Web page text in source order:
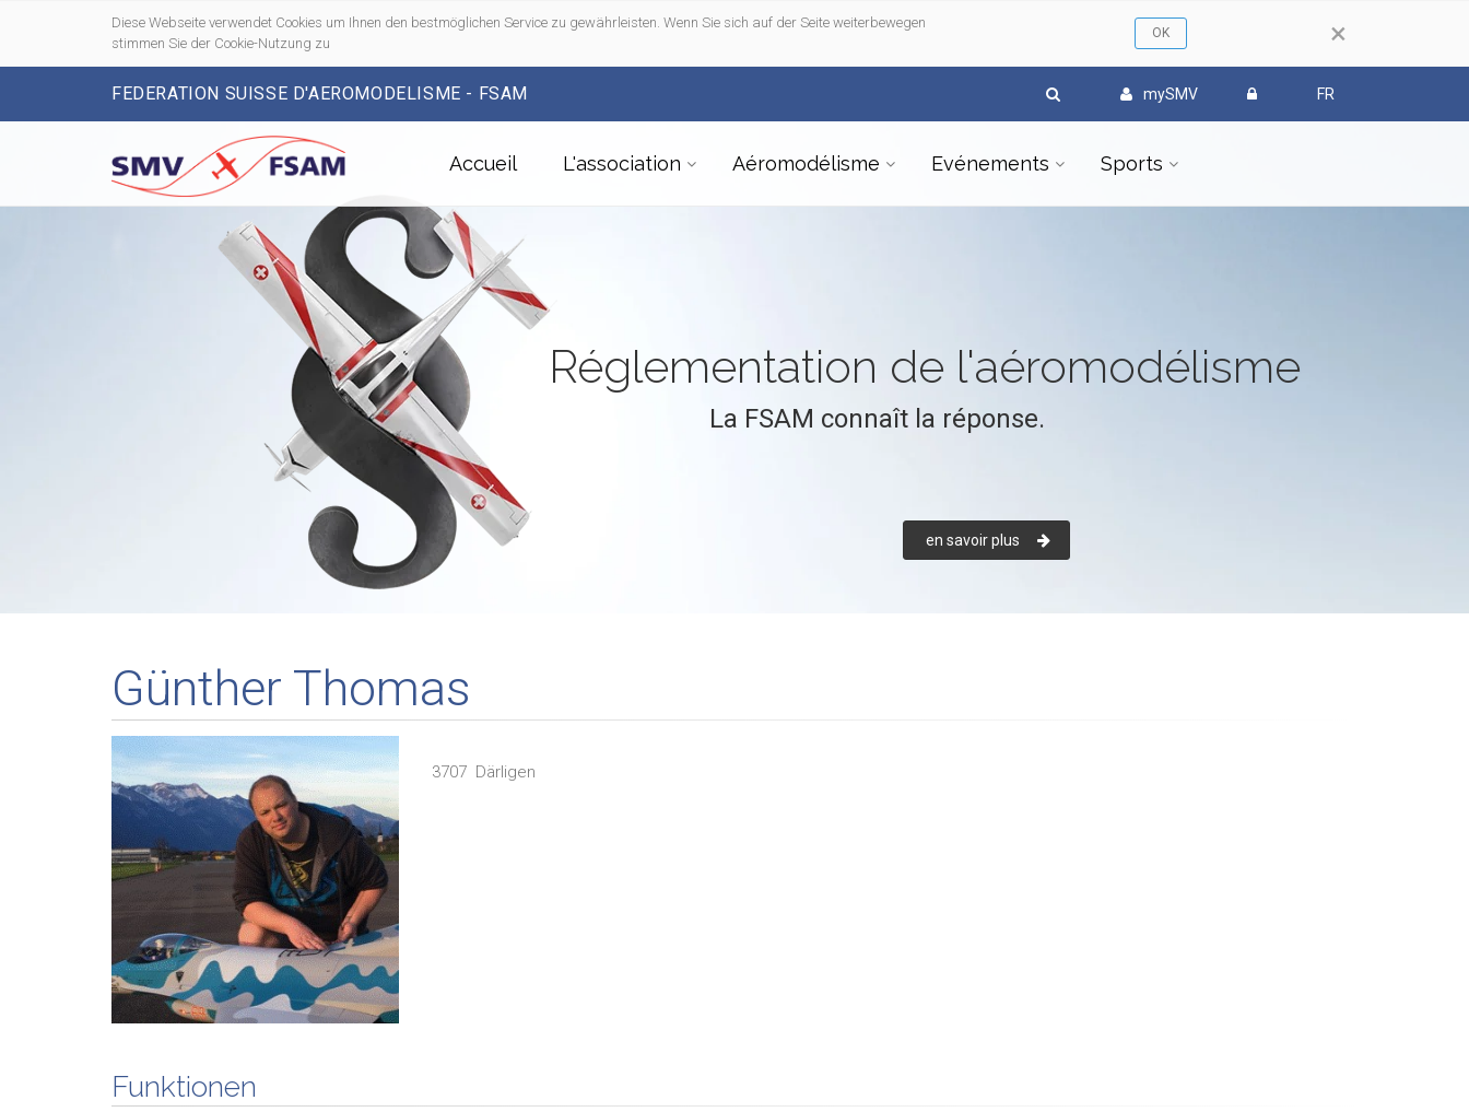
×
Diese Webseite verwendet Cookies um Ihnen den bestmöglichen Service zu gewährleisten. Wenn Sie sich auf der Seite weiterbewegen
stimmen Sie der Cookie-Nutzung zu
FEDERATION SUISSE D'AEROMODELISME - FSAM mySMV FR
Accueil L'association Aéromodélisme Evénements Sports
Réglementation de l'aéromodélisme
La FSAM connaît la réponse.
en savoir plus
Günther Thomas
3707 Därligen
Funktionen